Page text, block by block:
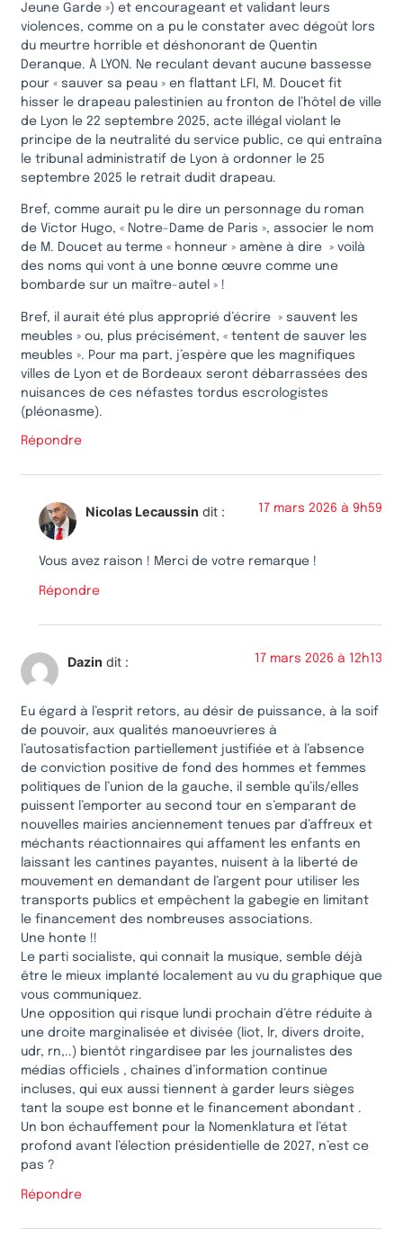
Jeune Garde ») et encourageant et validant leurs
violences, comme on a pu le constater avec dégoût lors
du meurtre horrible et déshonorant de Quentin
Deranque. À LYON. Ne reculant devant aucune bassesse
pour « sauver sa peau » en flattant LFI, M. Doucet fit
hisser le drapeau palestinien au fronton de l’hôtel de ville
de Lyon le 22 septembre 2025, acte illégal violant le
principe de la neutralité du service public, ce qui entraîna
le tribunal administratif de Lyon à ordonner le 25
septembre 2025 le retrait dudit drapeau.
Bref, comme aurait pu le dire un personnage du roman
de Victor Hugo, « Notre-Dame de Paris », associer le nom
de M. Doucet au terme « honneur » amène à dire » voilà
des noms qui vont à une bonne œuvre comme une
bombarde sur un maître-autel » !
Bref, il aurait été plus approprié d’écrire » sauvent les
meubles » ou, plus précisément, « tentent de sauver les
meubles ». Pour ma part, j’espère que les magnifiques
villes de Lyon et de Bordeaux seront débarrassées des
nuisances de ces néfastes tordus escrologistes
(pléonasme).
Répondre
Nicolas Lecaussin dit : 17 mars 2026 à 9h59
Vous avez raison ! Merci de votre remarque !
Répondre
Dazin dit : 17 mars 2026 à 12h13
Eu égard à l’esprit retors, au désir de puissance, à la soif
de pouvoir, aux qualités manoeuvrieres à
l’autosatisfaction partiellement justifiée et à l’absence
de conviction positive de fond des hommes et femmes
politiques de l’union de la gauche, il semble qu’ils/elles
puissent l’emporter au second tour en s’emparant de
nouvelles mairies anciennement tenues par d’affreux et
méchants réactionnaires qui affament les enfants en
laissant les cantines payantes, nuisent à la liberté de
mouvement en demandant de l’argent pour utiliser les
transports publics et empêchent la gabegie en limitant
le financement des nombreuses associations.
Une honte !!
Le parti socialiste, qui connait la musique, semble déjà
être le mieux implanté localement au vu du graphique que
vous communiquez.
Une opposition qui risque lundi prochain d’être réduite à
une droite marginalisée et divisée (liot, lr, divers droite,
udr, rn,..) bientôt ringardisee par les journalistes des
médias officiels , chaînes d’information continue
incluses, qui eux aussi tiennent à garder leurs sièges
tant la soupe est bonne et le financement abondant .
Un bon échauffement pour la Nomenklatura et l’état
profond avant l’élection présidentielle de 2027, n’est ce
pas ?
Répondre